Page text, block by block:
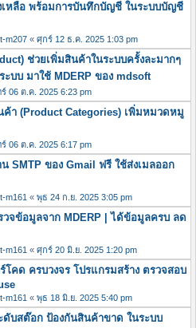
หลือ พร้อมการบันทึกบัญชี ในระบบบัญชี
m207 « ศุกร์ 12 ธ.ค. 2025 1:03 pm
ช่วยเพิ่มสินค้าในระบบครั้งละมากๆ
ะบบ มาใช้ MDERP ของ mdsoft
06 ต.ค. 2025 6:23 pm
า (Product Categories) เพิ่มหมวดหมู
06 ต.ค. 2025 6:17 pm
SMTP ของ Gmail ฟรี ใช้ส่งเมลออก
m161 « พุธ 24 ก.ย. 2025 3:05 pm
วจข้อมูลจาก MDERP | ได้ข้อมูลครบ ลด
m161 « ศุกร์ 20 มิ.ย. 2025 1:20 pm
คด ครบวงจร โปรแกรมสร้าง ตรวจสอบ
m161 « พุธ 18 มิ.ย. 2025 5:40 pm
บสต๊อก ป้องกันสินค้าขาด ในระบบ